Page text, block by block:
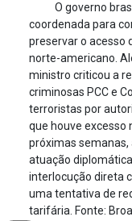
O governo
coordenada para
preservar o acesso
norte-americano.
ministro criticou a
criminosas PCC e
terroristas por
que houve excesso
próximas
atuação
interlocução direta
uma tentativa de
tarifária. Fonte: